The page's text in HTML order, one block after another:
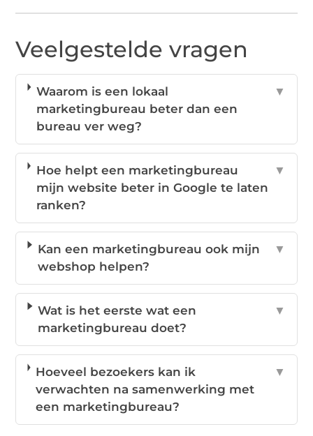
Veelgestelde vragen
Waarom is een lokaal
marketingbureau beter dan een
bureau ver weg?
▼
Hoe helpt een marketingbureau
mijn website beter in Google te laten
ranken?
▼
Kan een marketingbureau ook mijn
webshop helpen?
▼
Wat is het eerste wat een
marketingbureau doet?
▼
Hoeveel bezoekers kan ik
verwachten na samenwerking met
een marketingbureau?
▼